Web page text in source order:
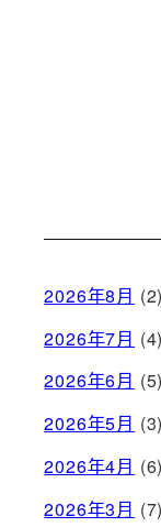
2026年8月 (2)
2026年7月 (4)
2026年6月 (5)
2026年5月 (3)
2026年4月 (6)
2026年3月 (7)